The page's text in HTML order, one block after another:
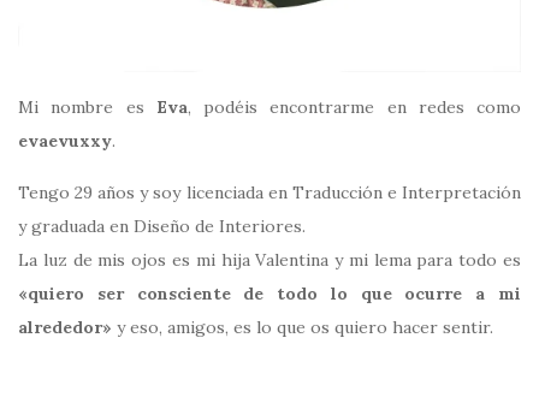
Mi nombre es Eva, podéis encontrarme en redes como
evaevuxxy.
Tengo 29 años y soy licenciada en Traducción e Interpretación
y graduada en Diseño de Interiores.
La luz de mis ojos es mi hija Valentina y mi lema para todo es
«quiero ser consciente de todo lo que ocurre a mi
alrededor» y eso, amigos, es lo que os quiero hacer sentir.